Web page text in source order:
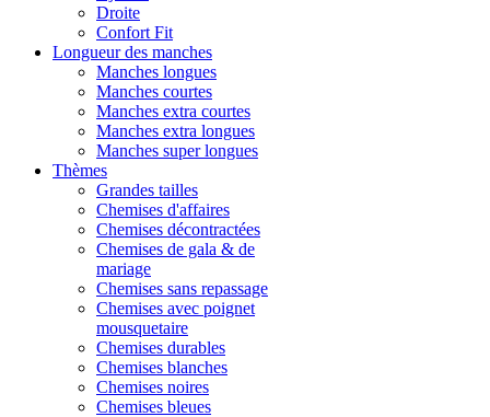
Droite
Confort Fit
Longueur des manches
Manches longues
Manches courtes
Manches extra courtes
Manches extra longues
Manches super longues
Thèmes
Grandes tailles
Chemises d'affaires
Chemises décontractées
Chemises de gala & de
mariage
Chemises sans repassage
Chemises avec poignet
mousquetaire
Chemises durables
Chemises blanches
Chemises noires
Chemises bleues